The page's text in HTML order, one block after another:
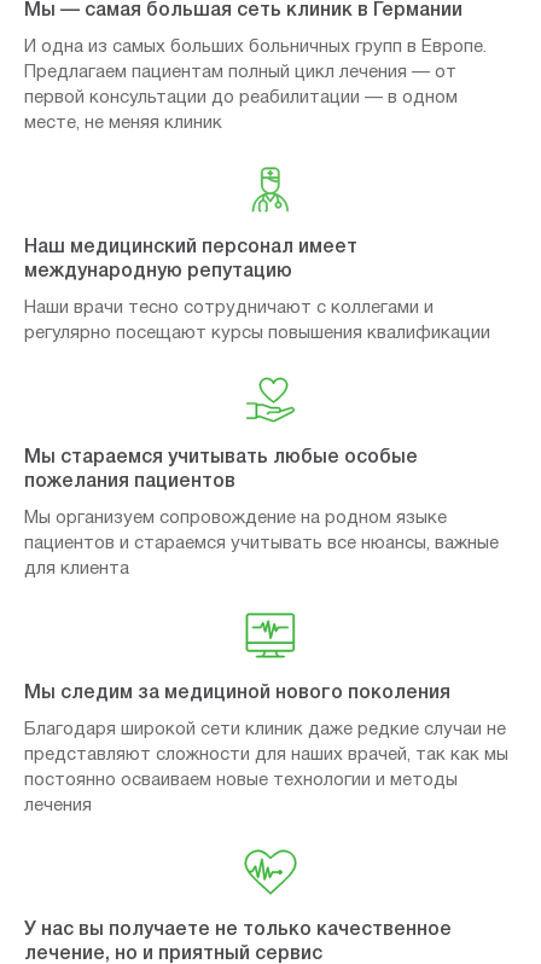
Мы — самая большая сеть клиник в Германии
И одна из самых больших больничных групп в Европе.
Предлагаем пациентам полный цикл лечения — от
первой консультации до реабилитации — в одном
месте, не меняя клиник
Наш медицинский персонал имеет
международную репутацию
Наши врачи тесно сотрудничают с коллегами и
регулярно посещают курсы повышения квалификации
Мы стараемся учитывать любые особые
пожелания пациентов
Мы организуем сопровождение на родном языке
пациентов и стараемся учитывать все нюансы, важные
для клиента
Мы следим за медициной нового поколения
Благодаря широкой сети клиник даже редкие случаи не
представляют сложности для наших врачей, так как мы
постоянно осваиваем новые технологии и методы
лечения
У нас вы получаете не только качественное
лечение, но и приятный сервис